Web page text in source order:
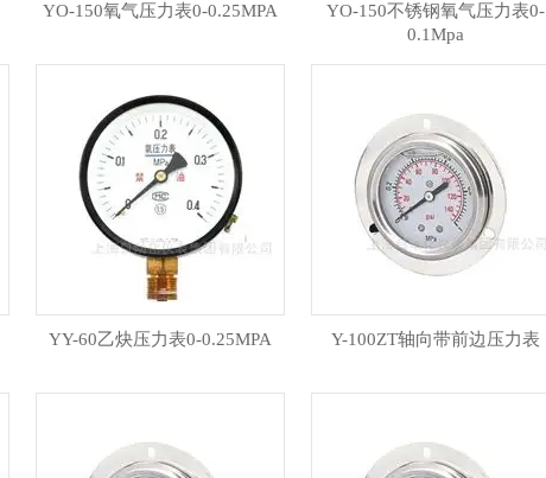
YO-150氧气压力表0-0.25MPA
YO-150不锈钢氧气压力表0-
0.1Mpa
YY-60乙炔压力表0-0.25MPA Y-100ZT轴向带前边压力表